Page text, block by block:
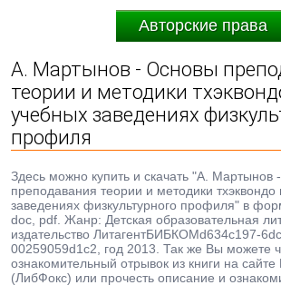
Авторские права
А. Мартынов - Основы
теории и методики
учебных заведениях
профиля
Здесь можно купить и скачать "А. Мартынов
преподавания теории и методики
заведениях физкультурного профиля" в
doc, pdf. Жанр: Детская образовательная
издательство ЛитагентБИБКОМd634c197-
00259059d1c2, год 2013. Так же Вы можете
ознакомительный отрывок из книги на сайте
(ЛибФокс) или прочесть описание и